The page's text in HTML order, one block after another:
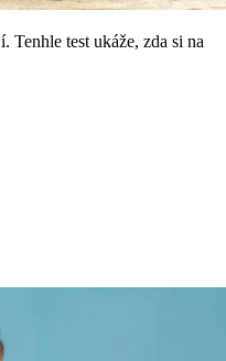
Tenhle test ukáže, zda si na